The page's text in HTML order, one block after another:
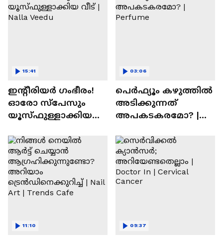
ഇന്റീരിയർ ഗംഭീരം!
ഓരോ സ്‌പേസും
യൂസ്ഫുള്ളാക്കിയ
15:41
പെർഫ്യൂം കഴുത്തിൽ
അടിക്കുന്നത്
അപകടകരമോ? |
03:06
11:10 09:37